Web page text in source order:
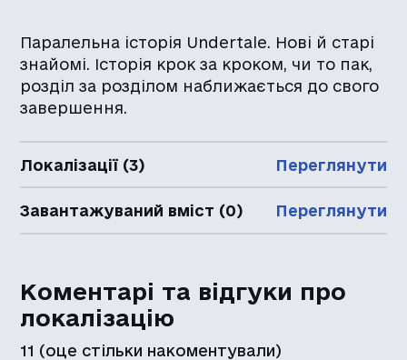
Паралельна історія Undertale. Нові й старі
знайомі. Історія крок за кроком, чи то пак,
розділ за розділом наближається до свого
завершення.
Локалізації (3) Переглянути
Завантажуваний вміст (0) Переглянути
Коментарі та відгуки про
локалізацію
11 (оце стільки накоментували)